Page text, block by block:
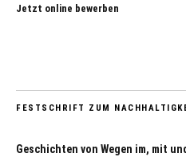
Jetzt online bewerben
FESTSCHRIFT ZUM
Geschichten von Wegen im, mit